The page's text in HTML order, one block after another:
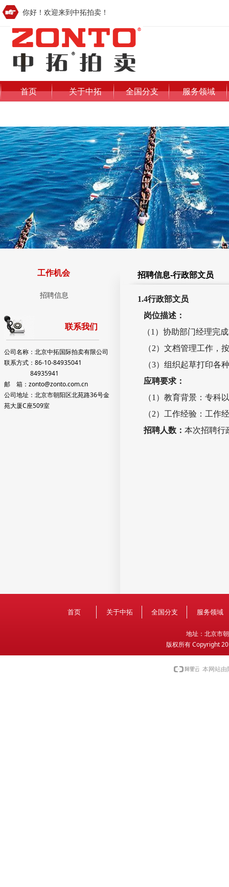
你好！欢迎来到中拓拍卖！
首页 关于中拓 全国分支 服务领域
工作机会
招聘信息
招聘信息-行政部文员
1.4行政部文员
岗位描述：
（1）协助部门经理完
（2）文档管理工作，
（3）组织起草打印各
应聘要求：
（1）教育背景：专科
（2）工作经验：工作
招聘人数： 本次招聘行
联系我们
公司名称：北京中拓国际拍卖有限公司
联系方式：86-10-84935041
84935941
邮 箱：zonto@zonto.com.cn
公司地址：北京市朝阳区北苑路36号金
苑大厦C座509室
首页 关于中拓 全国分支 服务领域
地址：北京市
版权所有 Copyright
本网站由